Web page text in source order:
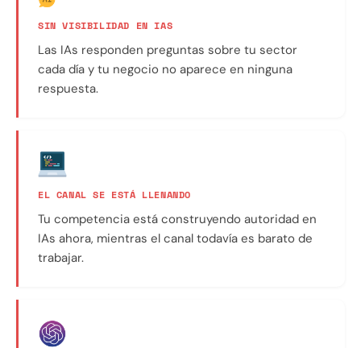
SIN VISIBILIDAD EN IAS
Las IAs responden preguntas sobre tu sector
cada día y tu negocio no aparece en ninguna
respuesta.
EL CANAL SE ESTÁ LLENANDO
Tu competencia está construyendo autoridad en
IAs ahora, mientras el canal todavía es barato de
trabajar.